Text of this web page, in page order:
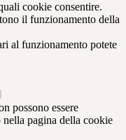
cookie consentire.
il funzionamento della
al funzionamento potete
possono essere
pagina della cookie